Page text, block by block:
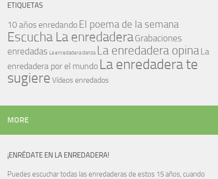
ETIQUETAS
10 años enredando El poema de la semana
Escucha La enredaderaGrabaciones
enredadas La enredadera danza La enredadera opina La
enredadera por el mundo La enredadera te
sugiere Vídeos enredados
MORE
¡ENRÉDATE EN LA ENREDADERA!
Puedes escuchar todas las enredaderas de estos 15 años, cuando